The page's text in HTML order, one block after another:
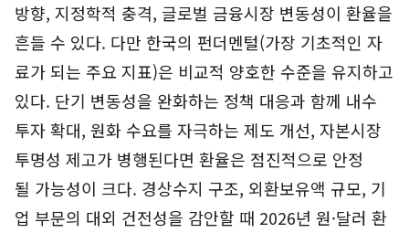
방향, 지정학적 충격, 글로벌 금융시장 변동성이 환율을
흔들 수 있다. 다만 한국의 펀더멘털(가장 기초적인 자
료가 되는 주요 지표)은 비교적 양호한 수준을 유지하고
있다. 단기 변동성을 완화하는 정책 대응과 함께 내수
투자 확대, 원화 수요를 자극하는 제도 개선, 자본시장
투명성 제고가 병행된다면 환율은 점진적으로 안정
될 가능성이 크다. 경상수지 구조, 외환보유액 규모, 기
업 부문의 대외 건전성을 감안할 때 2026년 원·달러 환